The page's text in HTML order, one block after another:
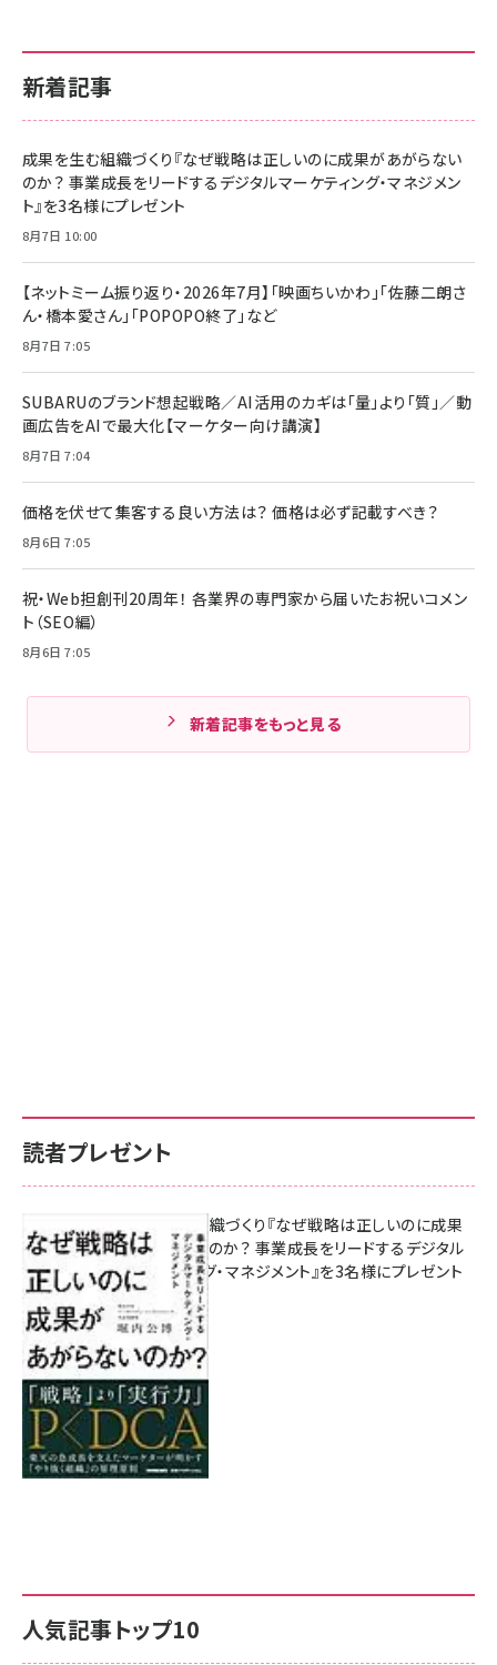
新着記事
成果を生む組織づくり『なぜ戦略は正しいのに成果があがらない
のか？ 事業成長をリードするデジタルマーケティング・マネジメン
ト』を3名様にプレゼント
8月7日 10:00
【ネットミーム振り返り・2026年7月】「映画ちいかわ」「佐藤二朗さ
ん・橋本愛さん」「POPOPO終了」など
8月7日 7:05
SUBARUのブランド想起戦略／AI活用のカギは「量」より「質」／動
画広告をAIで最大化【マーケター向け講演】
8月7日 7:04
価格を伏せて集客する良い方法は？ 価格は必ず記載すべき？
8月6日 7:05
祝・Web担創刊20周年！ 各業界の専門家から届いたお祝いコメン
ト（SEO編）
8月6日 7:05
新着記事をもっと見る
人気記事トップ10
読者プレゼント
成果を生む組織づくり『なぜ戦略は正しいのに成果
があがらないのか？ 事業成長をリードするデジタル
マーケティング・マネジメント』を3名様にプレゼント
8月7日 10:00